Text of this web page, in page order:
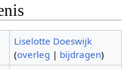
Liselotte Doeswijk
(overleg | bijdragen)